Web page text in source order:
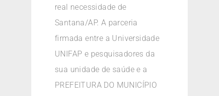
real necessidade de
Santana/AP. A parceria
firmada entre a Universidade
UNIFAP e pesquisadores da
sua unidade de saúde e a
PREFEITURA DO MUNICÍPIO